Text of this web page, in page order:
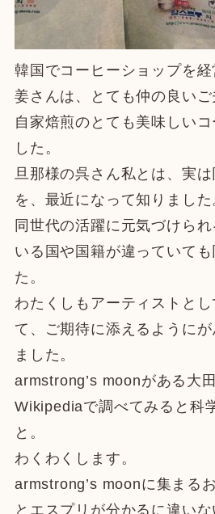
韓国でコーヒーショップを
姜さんは、とても仲の良いご
自家焙煎のとても美味しい
した。
旦那様の呉さん私とは、実
を、最近になって知りました
同世代の活躍に元気づけら
いる国や国籍が違っていて
た。
わたくしもアーティストと
て、ご期待に添えるように
ました。
armstrong’s moonがある大
Wikipediaで調べてみると科
と。
わくわくします。
armstrong’s moonに集まる
とエスプリが分かるに違いな